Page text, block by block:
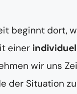
beginnt dort,
einer
wir uns
der Situation zu